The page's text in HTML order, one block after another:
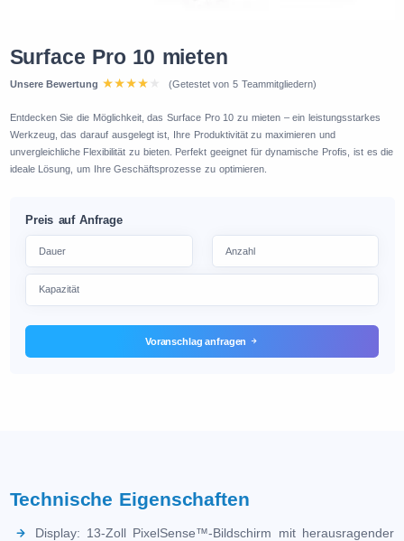
Surface Pro 10 mieten
Unsere Bewertung (Getestet von 5 Teammitgliedern)
Entdecken Sie die Möglichkeit, das Surface Pro 10 zu mieten – ein leistungsstarkes
Werkzeug, das darauf ausgelegt ist, Ihre Produktivität zu maximieren und
unvergleichliche Flexibilität zu bieten. Perfekt geeignet für dynamische Profis, ist es die
ideale Lösung, um Ihre Geschäftsprozesse zu optimieren.
Preis auf Anfrage
Voranschlag anfragen
Technische Eigenschaften
Display: 13-Zoll PixelSense™-Bildschirm mit herausragender